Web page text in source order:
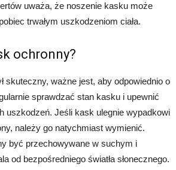
uważa, że noszenie kasku może
trwałym uszkodzeniom ciała.
ochronny?
skuteczny, ważne jest, aby odpowiednio o
sprawdzać stan kasku i upewnić
uszkodzeń. Jeśli kask ulegnie wypadkowi
należy go natychmiast wymienić.
być przechowywane w suchym i
od bezpośredniego światła słonecznego.